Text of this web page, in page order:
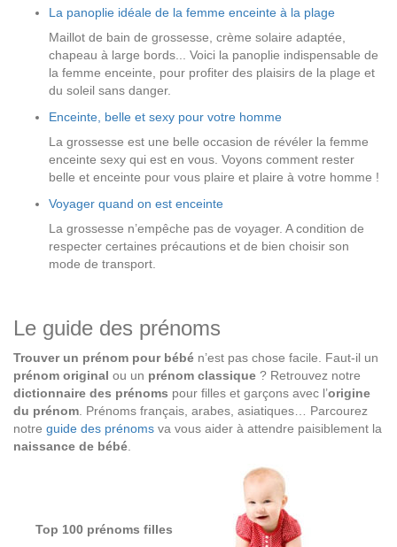
La panoplie idéale de la femme enceinte à la plage
Maillot de bain de grossesse, crème solaire adaptée,
chapeau à large bords... Voici la panoplie indispensable de
la femme enceinte, pour profiter des plaisirs de la plage et
du soleil sans danger.
Enceinte, belle et sexy pour votre homme
La grossesse est une belle occasion de révéler la femme
enceinte sexy qui est en vous. Voyons comment rester
belle et enceinte pour vous plaire et plaire à votre homme !
Voyager quand on est enceinte
La grossesse n’empêche pas de voyager. A condition de
respecter certaines précautions et de bien choisir son
mode de transport.
Le guide des prénoms
Trouver un prénom pour bébé n’est pas chose facile. Faut-il un
prénom original ou un prénom classique ? Retrouvez notre
dictionnaire des prénoms pour filles et garçons avec l’origine
du prénom. Prénoms français, arabes, asiatiques… Parcourez
notre guide des prénoms va vous aider à attendre paisiblement la
naissance de bébé.
Top 100 prénoms filles